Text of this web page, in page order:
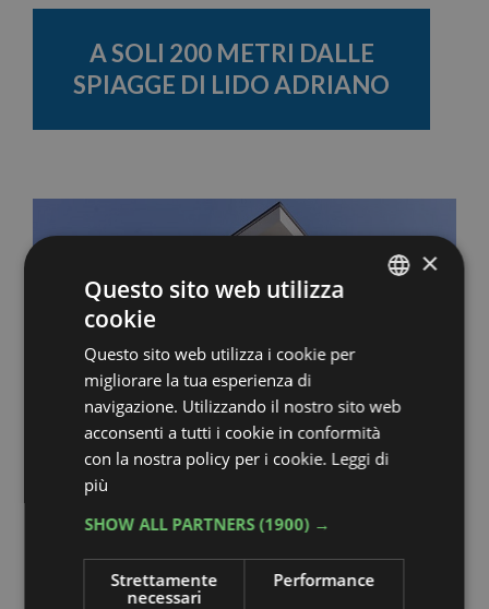
A SOLI 200 METRI DALLE
SPIAGGE DI LIDO ADRIANO
Hotel Rondinella
CESENATICO
GERMAN
FRENCH
RUSSIAN
×
Questo sito web utilizza
cookie
Questo sito web utilizza i cookie per
migliorare la tua esperienza di
navigazione. Utilizzando il nostro sito web
acconsenti a tutti i cookie in conformità
con la nostra policy per i cookie. Leggi di
più
SHOW ALL PARTNERS (1900) →
Strettamente
necessari
Performance